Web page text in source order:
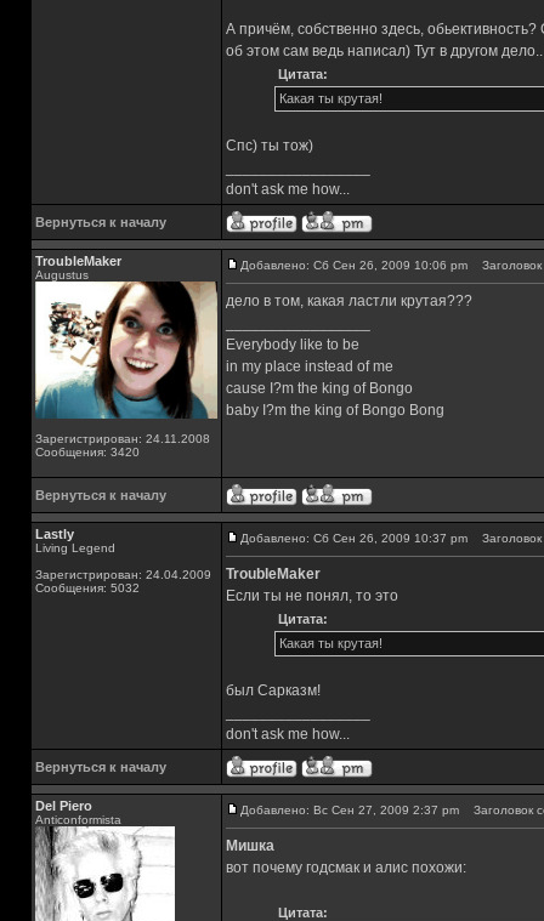
А причём, собственно здесь,
об этом сам ведь написал) Тут в другом
Цитата:
Какая ты крутая!
Спс) ты тож)
don't ask me how...
Вернуться к началу
TroubleMaker
Augustus
Зарегистрирован: 24.11.2008
Сообщения: 3420
Добавлено: Сб Сен 26, 2009 10:06 pm
дело в том, какая ластли крутая???
Everybody like to be
in my place instead of me
cause I?m the king of Bongo
baby I?m the king of Bongo Bong
Вернуться к началу
Lastly
Living Legend
Зарегистрирован: 24.04.2009
Сообщения: 5032
Добавлено: Сб Сен 26, 2009 10:37 pm
TroubleMaker
Если ты не понял, то это
Цитата:
Какая ты крутая!
был Сарказм!
don't ask me how...
Вернуться к началу
Del Piero
Аnticonformista
Добавлено: Вс Сен 27, 2009 2:37 pm Заголовок
Мишка
вот почему годсмак и алис похожи:
Цитата: